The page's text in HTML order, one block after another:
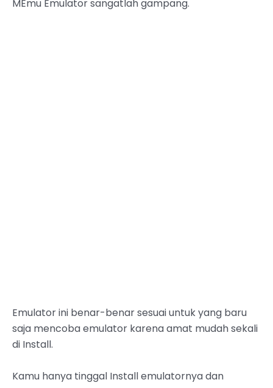
MEmu Emulator sangatlah gampang.
Emulator ini benar-benar sesuai untuk yang baru
saja mencoba emulator karena amat mudah sekali
di Install.
Kamu hanya tinggal Install emulatornya dan